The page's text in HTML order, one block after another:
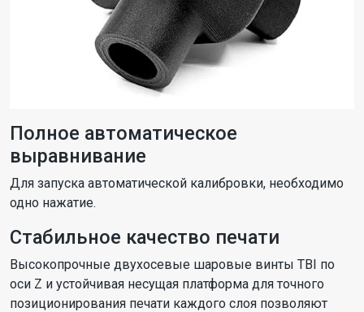
Полное автоматическое
выравнивание
Для запуска автоматической калибровки, необходимо
одно нажатие.
Стабильное качество печати
Высокопрочные двухосевые шаровые винты TBI по
оси Z и устойчивая несущая платформа для точного
позиционирования печати каждого слоя позволяют